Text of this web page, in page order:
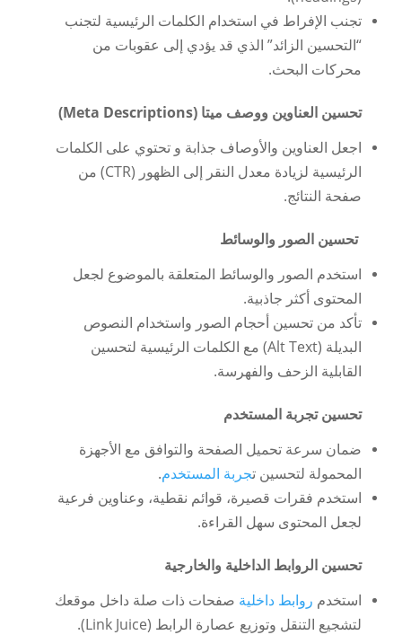
تجنب الإفراط في استخدام الكلمات الرئيسية لتجنب
“التحسين الزائد” الذي قد يؤدي إلى عقوبات من
محركات البحث.
تحسين العناوين ووصف ميتا (Meta Descriptions)
اجعل العناوين والأوصاف جذابة و تحتوي على الكلمات
الرئيسية لزيادة معدل النقر إلى الظهور (CTR) من
صفحة النتائج.
تحسين الصور والوسائط
استخدم الصور والوسائط المتعلقة بالموضوع لجعل
المحتوى أكثر جاذبية.
تأكد من تحسين أحجام الصور واستخدام النصوص
البديلة (Alt Text) مع الكلمات الرئيسية لتحسين
القابلية الزحف والفهرسة.
تحسين تجربة المستخدم
ضمان سرعة تحميل الصفحة والتوافق مع الأجهزة
المحمولة لتحسين تجربة المستخدم.
استخدم فقرات قصيرة، قوائم نقطية، وعناوين فرعية
لجعل المحتوى سهل القراءة.
تحسين الروابط الداخلية والخارجية
استخدم روابط داخلية صفحات ذات صلة داخل موقعك
لتشجيع التنقل وتوزيع عصارة الرابط (Link Juice).